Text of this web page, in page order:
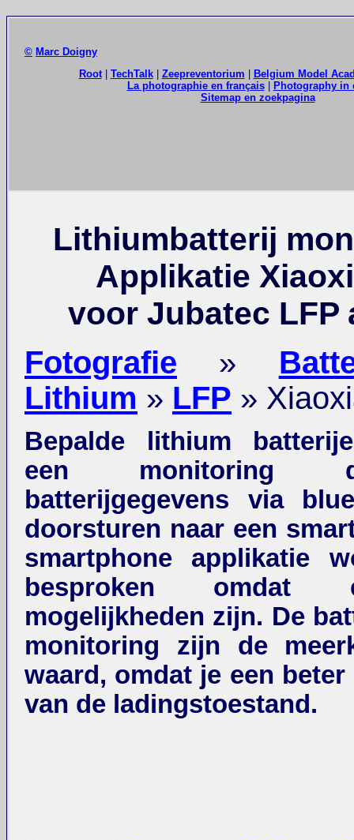
© Marc Doigny
Root| TechTalk| Zeepreventorium
Belgium Model
La photographie en français|
Photography in
Sitemap en zoekpagina
Lithiumbatterij
Applikatie
voor Jubatec LFP
Fotografie »
Lithium » LFP »
Bepalde lithium
een monitoring
batterijgegevens via
doorsturen naar een
smartphone applikatie
besproken
mogelijkheden zijn. De
monitoring zijn de
waard, omdat je een
van de ladingstoestand.